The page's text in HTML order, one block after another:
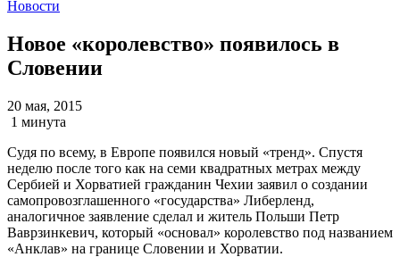
Новости
Новое «королевство» появилось в
Словении
20 мая, 2015
1 минута
Судя по всему, в Европе появился новый «тренд». Спустя
неделю после того как на семи квадратных метрах между
Сербией и Хорватией гражданин Чехии заявил о создании
самопровозглашенного «государства» Либерленд,
аналогичное заявление сделал и житель Польши Петр
Ваврзинкевич, который «основал» королевство под названием
«Анклав» на границе Словении и Хорватии.